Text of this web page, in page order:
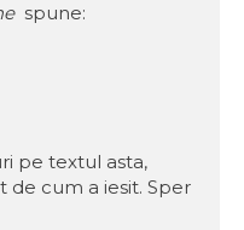
spune:
pe textul asta,
cum a iesit. Sper